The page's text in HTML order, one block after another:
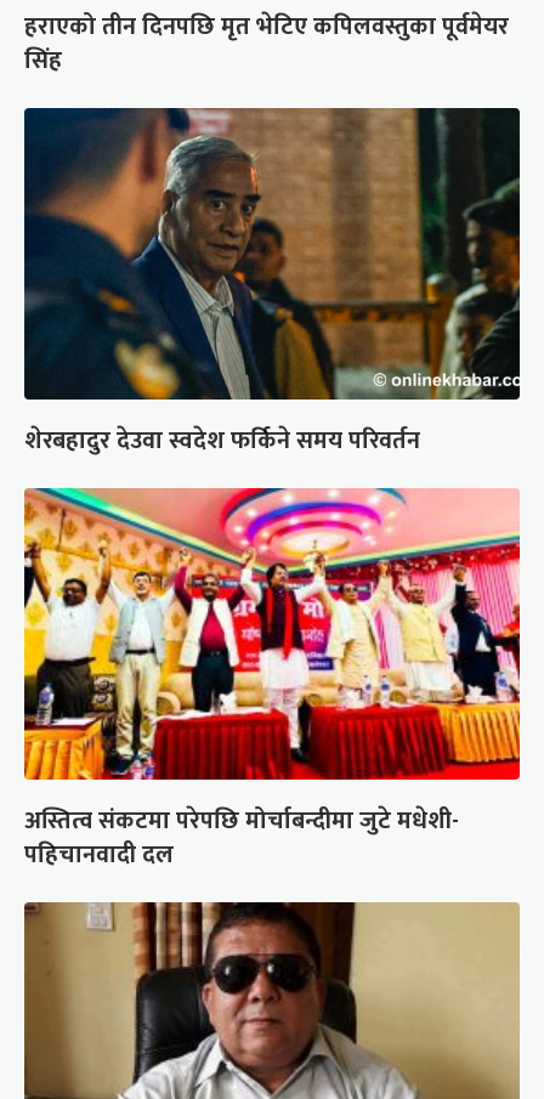
हराएको तीन दिनपछि मृत भेटिए कपिलवस्तुका पूर्वमेयर
सिंह
शेरबहादुर देउवा स्वदेश फर्किने समय परिवर्तन
अस्तित्व संकटमा परेपछि मोर्चाबन्दीमा जुटे मधेशी-
पहिचानवादी दल